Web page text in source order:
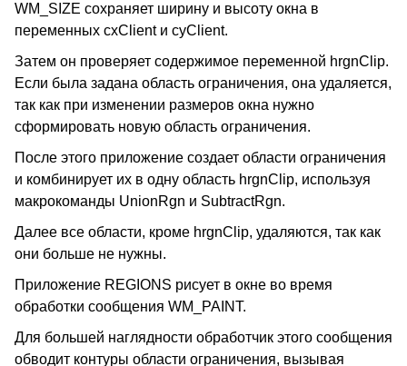
WM_SIZE сохраняет ширину и высоту окна в
переменных cxClient и cyClient.
Затем он проверяет содержимое переменной hrgnClip.
Если была задана область ограничения, она удаляется,
так как при изменении размеров окна нужно
сформировать новую область ограничения.
После этого приложение создает области ограничения
и комбинирует их в одну область hrgnClip, используя
макрокоманды UnionRgn и SubtractRgn.
Далее все области, кроме hrgnClip, удаляются, так как
они больше не нужны.
Приложение REGIONS рисует в окне во время
обработки сообщения WM_PAINT.
Для большей наглядности обработчик этого сообщения
обводит контуры области ограничения, вызывая